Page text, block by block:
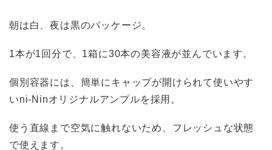
朝は白、夜は黒のパッケージ。
1本が1回分で、1箱に30本の美容液が並んでいます。
個別容器には、簡単にキャップが開けられて使いやす
いni-Ninオリジナルアンプルを採用。
使う直線まで空気に触れないため、フレッシュな状態
で使えます。